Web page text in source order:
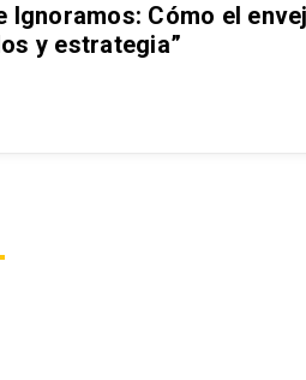
Ignoramos: Cómo el
y estrategia”